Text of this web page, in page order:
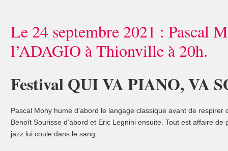
Le 24 septembre 2021 : Pascal
l’ADAGIO à Thionville à 20h.
Festival QUI VA PIANO, VA
Pascal Mohy hume d’abord le langage classique avant de respirer
Benoît Sourisse d’abord et Eric Legnini ensuite. Tout est affaire
jazz lui coule dans le sang.